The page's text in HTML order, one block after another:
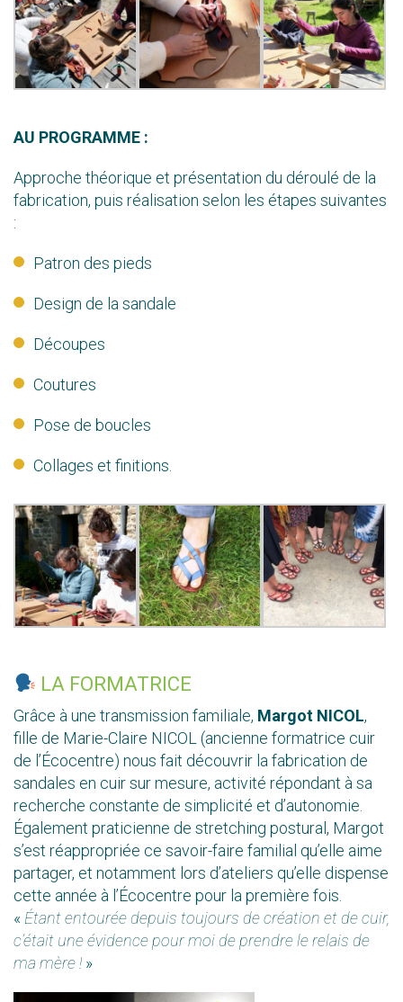
AU PROGRAMME :
Approche théorique et présentation du déroulé de la
fabrication, puis réalisation selon les étapes suivantes
:
Patron des pieds
Design de la sandale
Découpes
Coutures
Pose de boucles
Collages et finitions.
LA FORMATRICE
Grâce à une transmission familiale, Margot NICOL,
fille de Marie-Claire NICOL (ancienne formatrice cuir
de l’Écocentre) nous fait découvrir la fabrication de
sandales en cuir sur mesure, activité répondant à sa
recherche constante de simplicité et d’autonomie.
Également praticienne de stretching postural, Margot
s’est réappropriée ce savoir-faire familial qu’elle aime
partager, et notamment lors d’ateliers qu’elle dispense
cette année à l’Écocentre pour la première fois.
« Étant entourée depuis toujours de création et de cuir,
c’était une évidence pour moi de prendre le relais de
ma mère !»